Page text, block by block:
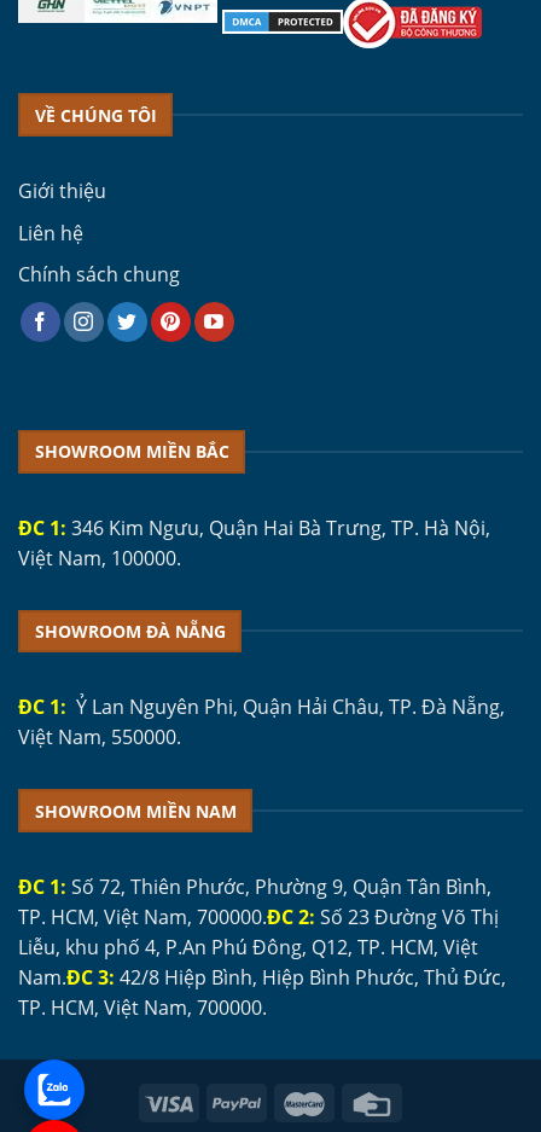
VỀ CHÚNG TÔI
Giới thiệu
Liên hệ
Chính sách chung
SHOWROOM MIỀN BẮC
ĐC 1: 346 Kim Ngưu, Quận Hai Bà Trưng, TP. Hà Nội,
Việt Nam, 100000.
SHOWROOM ĐÀ NẴNG
ĐC 1: Ỷ Lan Nguyên Phi, Quận Hải Châu, TP. Đà Nẵng,
Việt Nam, 550000.
SHOWROOM MIỀN NAM
ĐC 1: Số 72, Thiên Phước, Phường 9, Quận Tân Bình,
TP. HCM, Việt Nam, 700000.ĐC 2: Số 23 Đường Võ Thị
Liễu, khu phố 4, P.An Phú Đông, Q12, TP. HCM, Việt
Nam.ĐC 3: 42/8 Hiệp Bình, Hiệp Bình Phước, Thủ Đức,
TP. HCM, Việt Nam, 700000.